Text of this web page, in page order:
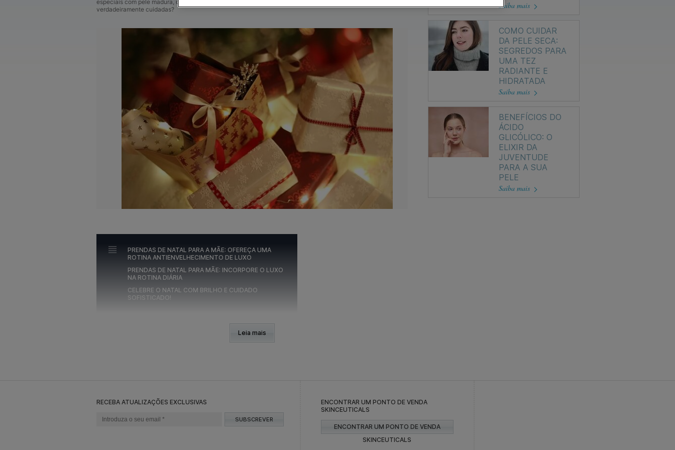
especiais com pele madura, que tal oferecer uma rotina antienvelhecimento que as faça sentir
verdadeiramente cuidadas?
PRENDAS DE NATAL PARA A MÃE: OFEREÇA UMA
ROTINA ANTIENVELHECIMENTO DE LUXO
PRENDAS DE NATAL PARA MÃE: INCORPORE O LUXO
NA ROTINA DIÁRIA
CELEBRE O NATAL COM BRILHO E CUIDADO
SOFISTICADO!
PRENDAS DE NATAL PARA A MÃE: OFEREÇA UMA
Hidratação intensa com um sérum de excelência
Se procura prendas para dar à mãe no natal
, relacionadas com skincare, inicie a jornada de cuidados com o
um verdadeiro elixir da juventude. Este sérum enriquecido com ácido
hialurónico é como um abraço para a pele, suavizando rugas e linhas finas. O aparecimento de rugas, pés-de-
Leia mais
Saiba mais
COMO CUIDAR
DA PELE SECA:
SEGREDOS PARA
UMA TEZ
RADIANTE E
HIDRATADA
Saiba mais
BENEFÍCIOS DO
ÁCIDO
GLICÓLICO: O
ELIXIR DA
JUVENTUDE
PARA A SUA
PELE
Saiba mais
RECEBA ATUALIZAÇÕES EXCLUSIVAS
SUBSCREVER
ENCONTRAR UM PONTO DE VENDA
SKINCEUTICALS
ENCONTRAR UM PONTO DE VENDA
SKINCEUTICALS